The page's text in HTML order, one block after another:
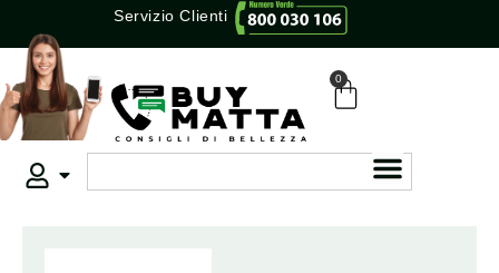
Servizio Clienti
0